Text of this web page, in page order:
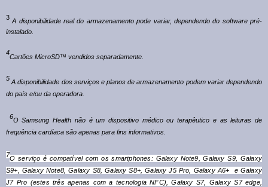
3
A disponibilidade real do armazenamento pode variar, dependendo do software pré-
instalado.
4
Cartões MicroSD™ vendidos separadamente.
5
A disponibilidade dos serviços e planos de armazenamento podem variar dependendo
do país e/ou da operadora.
6
O Samsung Health não é um dispositivo médico ou terapêutico e as leituras de
frequência cardíaca são apenas para fins informativos.
7
O serviço é compatível com os smartphones: Galaxy Note9, Galaxy S9, Galaxy
S9+, Galaxy Note8, Galaxy S8, Galaxy S8+, Galaxy J5 Pro, Galaxy A6+ e Galaxy
J7 Pro (estes três apenas com a tecnologia NFC), Galaxy S7, Galaxy S7 edge,